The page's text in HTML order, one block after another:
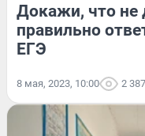
Докажи, что не
правильно
ЕГЭ
8 мая, 2023, 10:00 2 387